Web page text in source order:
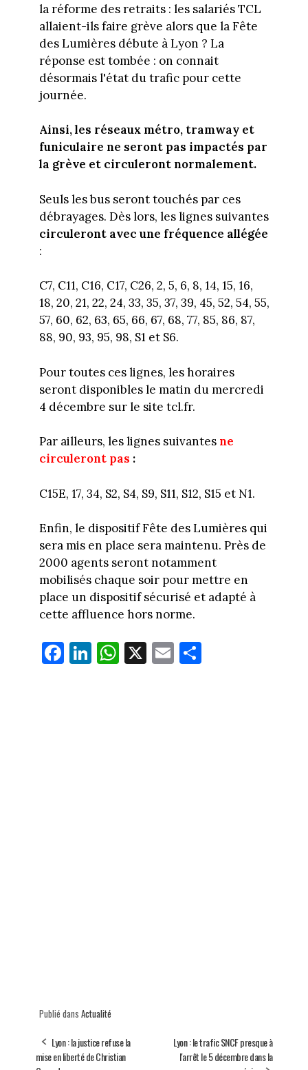
la réforme des retraits : les salariés TCL
allaient-ils faire grève alors que la Fête
des Lumières débute à Lyon ? La
réponse est tombée : on connait
désormais l'état du trafic pour cette
journée.
Ainsi, les réseaux métro, tramway et
funiculaire ne seront pas impactés par
la grève et circuleront normalement.
Seuls les bus seront touchés par ces
débrayages. Dès lors, les lignes suivantes
circuleront avec une fréquence allégée
:
C7, C11, C16, C17, C26, 2, 5, 6, 8, 14, 15, 16,
18, 20, 21, 22, 24, 33, 35, 37, 39, 45, 52, 54, 55,
57, 60, 62, 63, 65, 66, 67, 68, 77, 85, 86, 87,
88, 90, 93, 95, 98, S1 et S6.
Pour toutes ces lignes, les horaires
seront disponibles le matin du mercredi
4 décembre sur le site tcl.fr.
Par ailleurs, les lignes suivantesne
circuleront pas :
C15E, 17, 34, S2, S4, S9, S11, S12, S15 et N1.
Enfin, le dispositif Fête des Lumières qui
sera mis en place sera maintenu. Près de
2000 agents seront notamment
mobilisés chaque soir pour mettre en
place un dispositif sécurisé et adapté à
cette affluence hors norme.
Fa
ce
Li
nk
W
ha
X E
m
Pa
rt
Publié dans Actualité
Lyon : la justice refuse la
mise en liberté de Christian
Lyon : le trafic SNCF presque à
l'arrêt le 5 décembre dans la